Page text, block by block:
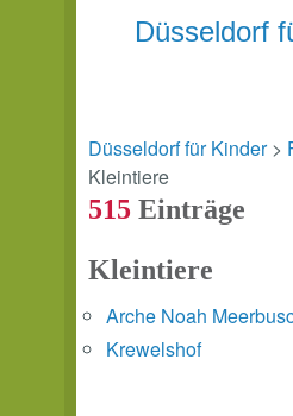
Düsseldorf
Düsseldorf für Kinder>
Kleintiere
515 Einträge
Kleintiere
Arche Noah
Krewelshof